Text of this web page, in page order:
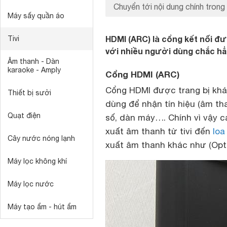
Máy sấy quần áo
Tivi
Âm thanh - Dàn
karaoke - Amply
Thiết bị sưởi
Quạt điện
Cây nước nóng lạnh
Máy lọc không khí
Máy lọc nước
Máy tạo ẩm - hút ẩm
Chuyển tới nội dung chính trong
HDMI (ARC) là cổng kết nối
với nhiều người dùng chắc
Cổng HDMI (ARC)
Cổng HDMI được trang bị
dùng để nhận tín hiệu (âm
số, dàn máy…. Chính vì vậy
xuất âm thanh từ tivi đến loa
xuất âm thanh khác như